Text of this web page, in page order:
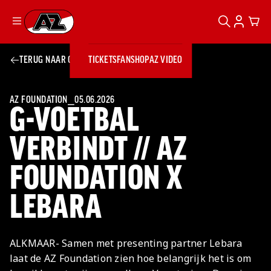
Ga naar onze homepage
TICKETSFANSHOPAZ VIDEO
TICKETS
TICKETS
AZ 1
JONG AZ
FANSHOP
AZ VIDEO
BUSINESS
BUSINESS
AZ Business
Wat is AZ
Business?
AZ Business
Events
Losse tickets
Hospitality
Kees Kist
Lounge
Georg Kessler
Lounge
Skybox
Exposure
Partnership
Bestel je
seizoenkaart
Teams
Club & Fans
ZOEKEN
TERUG NAAR OVERZICHT
G-VOETBAL
VERBINDT // AZ
FOUNDATION X
LEBARA
AZ FOUNDATION ⎯05.06.2026
ALKMAAR- Samen met presenting partner Lebara
laat de AZ Foundation zien hoe belangrijk het is om